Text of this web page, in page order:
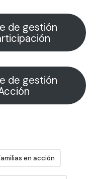
de gestión
de gestión
en acción